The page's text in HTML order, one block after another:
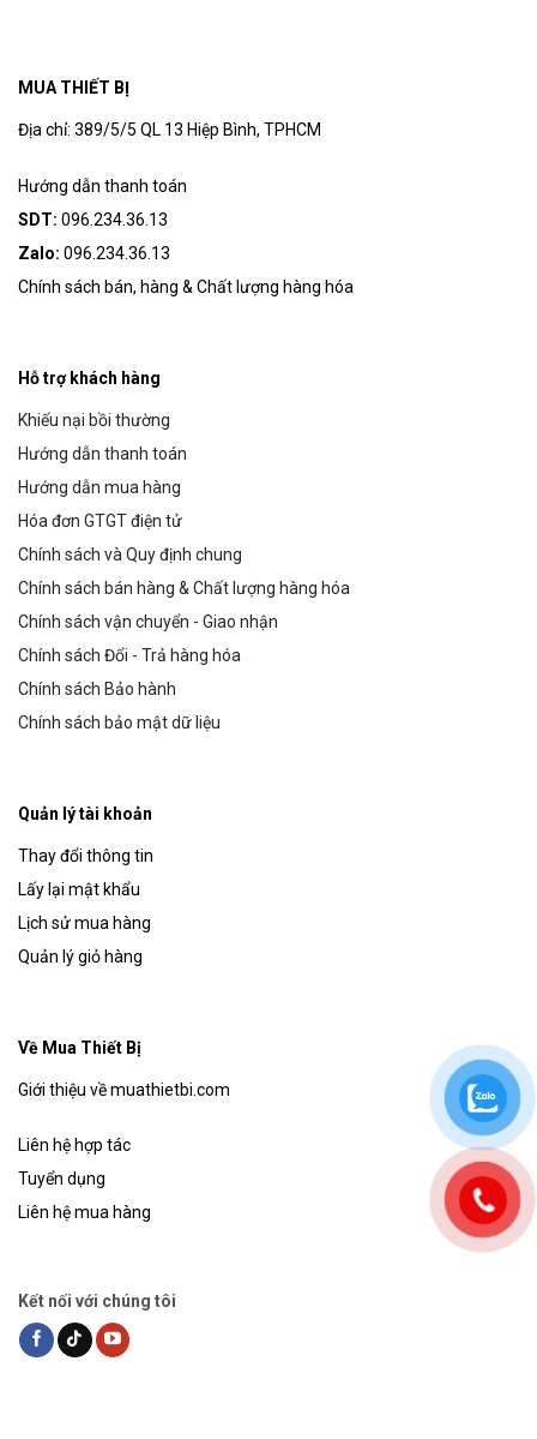
MUA THIẾT BỊ
Địa chỉ: 389/5/5 QL 13 Hiệp Bình, TPHCM
Hướng dẫn thanh toán
SDT: 096.234.36.13
Zalo: 096.234.36.13
Chính sách bán, hàng & Chất lượng hàng hóa
Hỗ trợ khách hàng
Khiếu nại bồi thường
Hướng dẫn thanh toán
Hướng dẫn mua hàng
Hóa đơn GTGT điện tử
Chính sách và Quy định chung
Chính sách bán hàng & Chất lượng hàng hóa
Chính sách vận chuyển - Giao nhận
Chính sách Đổi - Trả hàng hóa
Chính sách Bảo hành
Chính sách bảo mật dữ liệu
Quản lý tài khoản
Thay đổi thông tin
Lấy lại mật khẩu
Lịch sử mua hàng
Quản lý giỏ hàng
Về Mua Thiết Bị
Giới thiệu về muathietbi.com
Liên hệ hợp tác
Tuyển dụng
Liên hệ mua hàng
Kết nối với chúng tôi